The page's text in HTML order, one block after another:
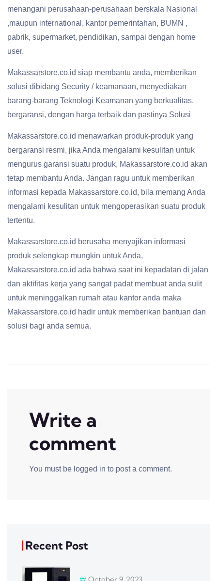
menangani perusahaan-perusahaan berskala Nasional
,maupun international, kantor pemerintahan, BUMN ,
pabrik, supermarket, pendidikan, sampai dengan home
user.
Makassarstore.co.id siap membantu anda, memberikan
solusi dibidang Security / keamanaan, menyediakan
barang-barang Teknologi Keamanan yang berkualitas,
bergaransi, dengan harga terbaik dan pastinya Solusi
Makassarstore.co.id menawarkan produk-produk yang
bergaransi resmi, jika Anda mengalami kesulitan untuk
mengurus garansi suatu produk, Makassarstore.co.id akan
tetap membantu Anda. Jangan ragu untuk memberikan
informasi kepada Makassarstore.co.id, bila memang Anda
mengalami kesulitan untuk mengoperasikan suatu produk
tertentu.
Makassarstore.co.id berusaha menyajikan informasi
produk selengkap mungkin untuk Anda,
Makassarstore.co.id ada bahwa saat ini kepadatan di jalan
dan aktifitas kerja yang sangat padat membuat anda sulit
untuk meninggalkan rumah atau kantor anda maka
Makassarstore.co.id hadir untuk memberikan bantuan dan
solusi bagi anda semua.
Write a
comment
You must be logged in to post a comment.
Recent Post
October 9, 2023